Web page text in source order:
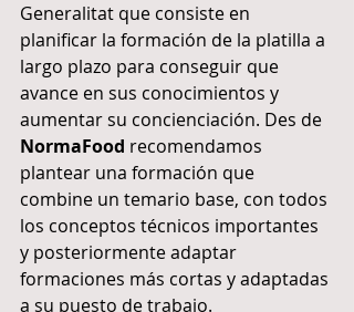
Generalitat que consiste en
planificar la formación de la platilla a
largo plazo para conseguir que
avance en sus conocimientos y
aumentar su concienciación. Des de
NormaFood recomendamos
plantear una formación que
combine un temario base, con todos
los conceptos técnicos importantes
y posteriormente adaptar
formaciones más cortas y adaptadas
a su puesto de trabajo.